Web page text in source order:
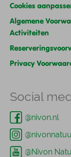
Cookies
Algemene
Activiteiten
Privacy
Social
@nivon.nl
@Nivon